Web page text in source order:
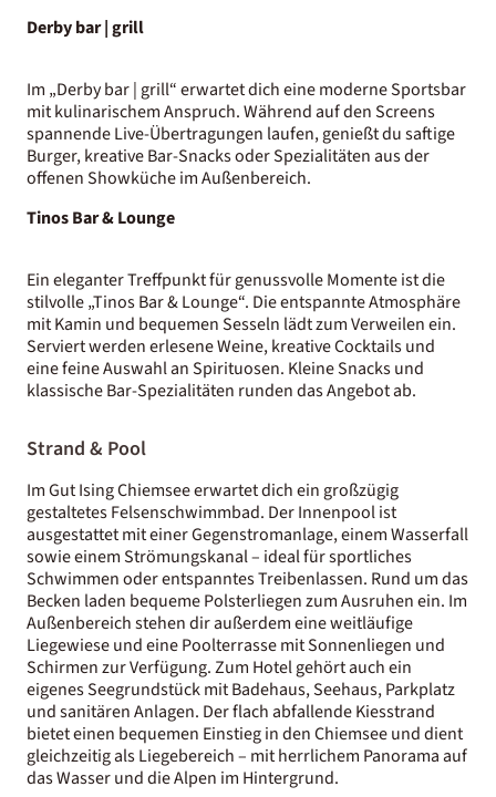
Derby bar | grill
Im „Derby bar | grill“ erwartet dich eine moderne Sportsbar
mit kulinarischem Anspruch. Während auf den Screens
spannende Live-Übertragungen laufen, genießt du saftige
Burger, kreative Bar-Snacks oder Spezialitäten aus der
offenen Showküche im Außenbereich.
Tinos Bar & Lounge
Ein eleganter Treffpunkt für genussvolle Momente ist die
stilvolle „Tinos Bar & Lounge“. Die entspannte Atmosphäre
mit Kamin und bequemen Sesseln lädt zum Verweilen ein.
Serviert werden erlesene Weine, kreative Cocktails und
eine feine Auswahl an Spirituosen. Kleine Snacks und
klassische Bar-Spezialitäten runden das Angebot ab.
Strand & Pool
Im Gut Ising Chiemsee erwartet dich ein großzügig
gestaltetes Felsenschwimmbad. Der Innenpool ist
ausgestattet mit einer Gegenstromanlage, einem Wasserfall
sowie einem Strömungskanal – ideal für sportliches
Schwimmen oder entspanntes Treibenlassen. Rund um das
Becken laden bequeme Polsterliegen zum Ausruhen ein. Im
Außenbereich stehen dir außerdem eine weitläufige
Liegewiese und eine Poolterrasse mit Sonnenliegen und
Schirmen zur Verfügung. Zum Hotel gehört auch ein
eigenes Seegrundstück mit Badehaus, Seehaus, Parkplatz
und sanitären Anlagen. Der flach abfallende Kiesstrand
bietet einen bequemen Einstieg in den Chiemsee und dient
gleichzeitig als Liegebereich – mit herrlichem Panorama auf
das Wasser und die Alpen im Hintergrund.